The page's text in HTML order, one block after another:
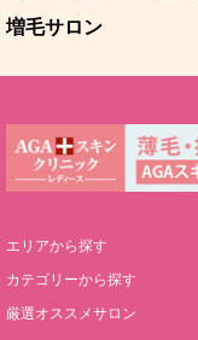
増毛サロン
エリアから探す
カテゴリーから探す
厳選オススメサロン